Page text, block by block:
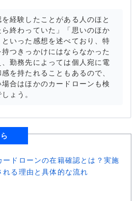
経験したことがある人のほと
終わっていた」「思いのほか
いった感想を述べており、特
つきっかけにはならなかった
勤務先によっては個人宛に電
を持たれることもあるので、
合はほかのカードローンも検
ょう。
ードローンの在籍確認とは？実施
れる理由と具体的な流れ